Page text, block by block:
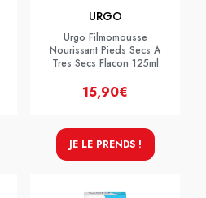
URGO
Urgo Filmomousse
Nourissant Pieds Secs A
Tres Secs Flacon 125ml
15,90€
JE LE PRENDS !